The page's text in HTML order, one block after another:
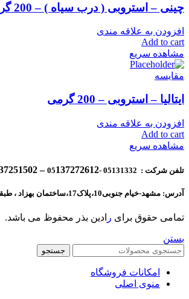
چینی – استروبی ( درب سیاه ) – 200 گرمی
افزودن به علاقه مندی
Add to cart
مشاهده سریع
مقایسه
ایتالیا – استروبی – 200 گرمی
افزودن به علاقه مندی
Add to cart
مشاهده سریع
تلفن شرکت : 05131332 -05 137272612 – 05137251502
آدرس: مشهد-خیام جنوبی10،پلاک17،ساختمان بهزاد ، طبقه دوم ، واحد6
تمامی حقوق برای ر ادین بذر محفوظ می باشد.
بستن
جستجو
امکانات فروشگاه
منوی اصلی